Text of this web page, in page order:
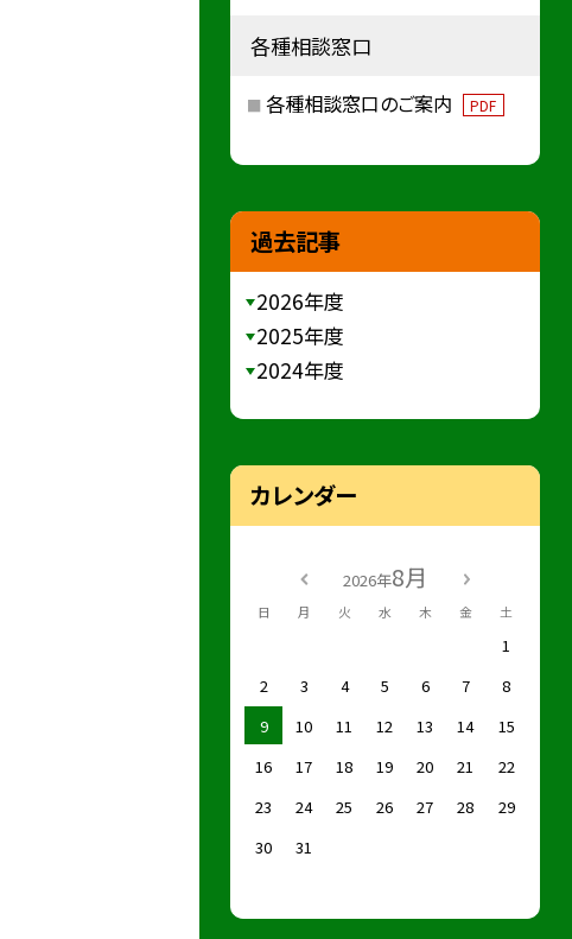
各種相談窓口
各種相談窓口のご案内 PDF
過去記事
2026年度
2025年度
2024年度
カレンダー
2026年8月
日 月 火 水 木 金 土
1
2
3 4 5 6 7
8
9
10 11 12 13 14
15
16
17 18 19 20 21
22
23
24 25 26 27 28
29
30
31